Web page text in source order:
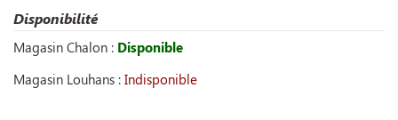
Disponibilité
Magasin Chalon : Disponible
Magasin Louhans : Indisponible